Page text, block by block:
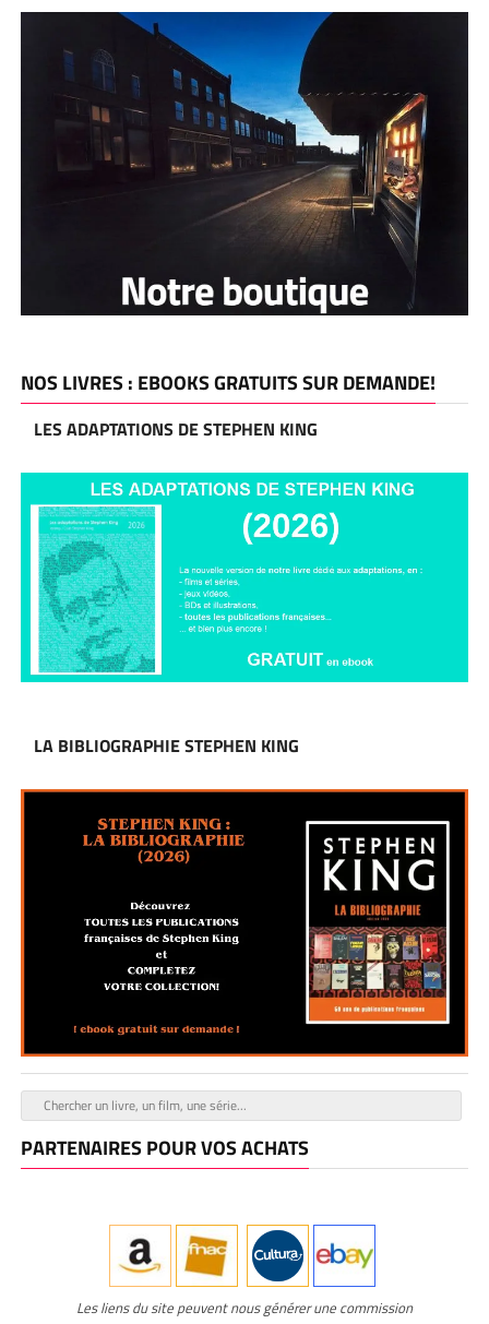
NOS LIVRES : EBOOKS GRATUITS SUR DEMANDE!
LES ADAPTATIONS DE STEPHEN KING
LA BIBLIOGRAPHIE STEPHEN KING
PARTENAIRES POUR VOS ACHATS
Les liens du site peuvent nous générer une commission